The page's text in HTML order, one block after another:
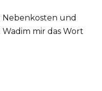
Nebenkosten und
mir das Wort